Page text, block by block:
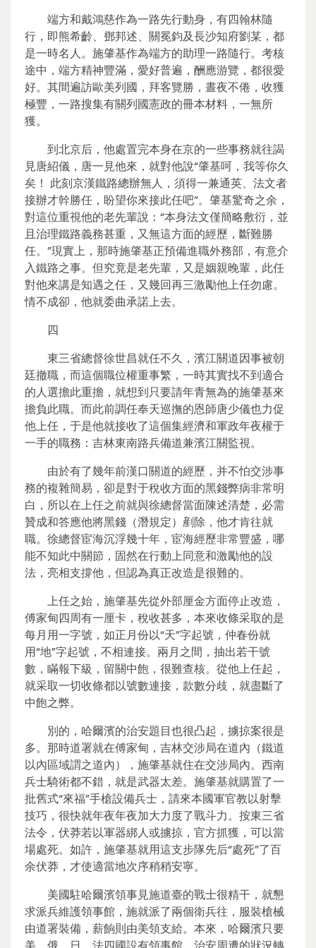
端方和戴鴻慈作為一路先行動身，有四翰林隨
行，即熊希齡、鄧邦述、關冕鈞及長沙知府劉某，都
是一時名人。施肇基作為端方的助理一路隨行。考核
途中，端方精神豐滿，愛好普遍，酬應游覽，都很愛
好。其間遍訪歐美列國，拜客覽勝，晝夜不倦，收獲
極豐，一路搜集有關列國憲政的冊本材料，一無所
獲。
到北京后，他處置完本身在京的一些事務就往謁
見唐紹儀，唐一見他來，就對他說“肇基呵，我等你久
矣！ 此刻京漢鐵路總辦無人，須得一兼通英、法文者
接辦才幹勝任，盼望你來接此任吧”。肇基驚奇之余，
對這位重視他的老先輩說：“本身法文僅簡略敷衍，並
且治理鐵路義務甚重，又無這方面的經歷，斷難勝
任。”現實上，那時施肇基正預備進職外務部，有意介
入鐵路之事。但究竟是老先輩，又是姻親晚輩，此任
對他來講是知遇之任，又幾回再三激勵他上任勿慮。
情不成卻，他就委曲承諾上去。
四
東三省總督徐世昌就任不久，濱江關道因事被朝
廷撤職，而這個職位權重事繁，一時其實找不到適合
的人選擔此重擔，就想到只要請年青無為的施肇基來
擔負此職。而此前調任奉天巡撫的恩師唐少儀也力促
他上任，于是他就接收了這個集經濟和軍政年夜權于
一手的職務：吉林東南路兵備道兼濱江關監視。
由於有了幾年前漢口關道的經歷，并不怕交涉事
務的複雜簡易，卻是對于稅收方面的黑錢弊病非常明
白，所以在上任之前就與徐總督當面陳述清楚，必需
贊成和答應他將黑錢（潛規定）剷除，他才肯往就
職。徐總督宦海沉浮幾十年，宦海經歷非常豐盛，哪
能不知此中關節，固然在行動上同意和激勵他的設
法，亮相支撐他，但認為真正改造是很難的。
上任之始，施肇基先從外部厘金方面停止改造，
傅家甸四周有一厘卡，稅收甚多，本來收條采取的是
每月用一字號，如正月份以“天”字起號，仲春份就
用“地”字起號，不相連接。兩月之間，抽出若干號
數，瞞報下級，留關中飽，很難查核。從他上任起，
就采取一切收條都以號數連接，款數分歧，就盡斷了
中飽之弊。
別的，哈爾濱的治安題目也很凸起，擄掠案很是
多。那時道署就在傅家甸，吉林交涉局在道內（鐵道
以內區域謂之道內），施肇基就住在交涉局內。西南
兵士騎術都不錯，就是武器太差。施肇基就購置了一
批舊式“來福”手槍設備兵士，請來本國軍官教以射擊
技巧，很快就年夜年夜加大力度了戰斗力。按東三省
法令，伏莽若以軍器綁人或擄掠，官方抓獲，可以當
場處死。如許，施肇基就用這支步隊先后“處死”了百
余伏莽，才使適當地次序稍稍安寧。
美國駐哈爾濱領事見施道臺的戰士很精干，就懇
求派兵維護領事館，施就派了兩個衛兵往，服裝槍械
由道署裝備，薪餉則由美領支給。本來，哈爾濱只要